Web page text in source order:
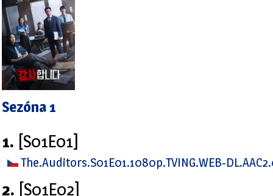
Sezóna 1
1. [S01E01]
The.Auditors.S01E01.1080p.TVING.WEB-
2. [S01E02]